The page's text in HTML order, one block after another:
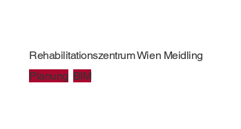
Rehabilitationszentrum Wien Meidling
Planung BIM